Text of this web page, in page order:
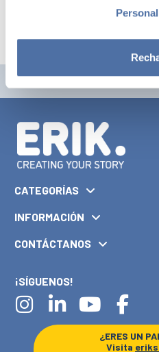
CATEGORÍAS
INFORMACIÓN
CONTÁCTANOS
¡SÍGUENOS!
¿ERES UN
Visita